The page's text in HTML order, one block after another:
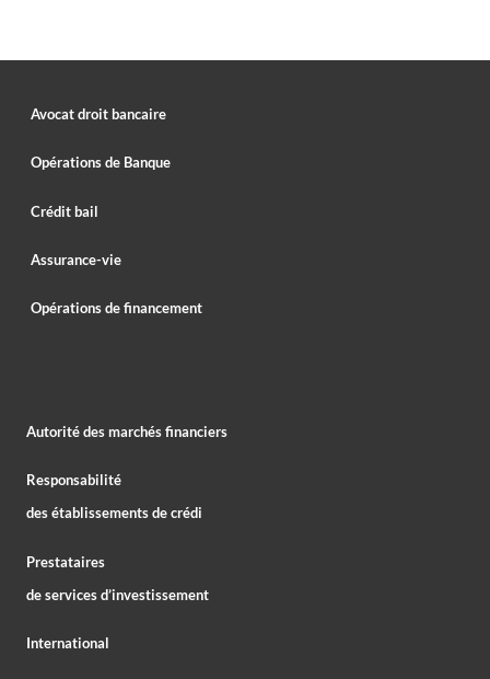
Avocat droit bancaire
Opérations de Banque
Crédit bail
Assurance-vie
Opérations de financement
Autorité des marchés financiers
Responsabilité
des établissements de crédi
Prestataires
de services d’investissement
International